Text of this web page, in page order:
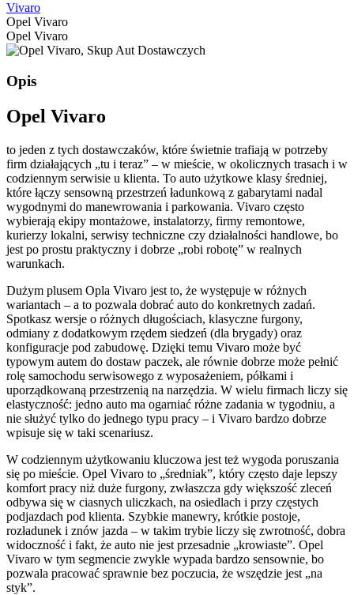
Vivaro
Opel Vivaro
Opel Vivaro
Opis
Opel Vivaro
to jeden z tych dostawczaków, które świetnie trafiają w potrzeby
firm działających „tu i teraz” – w mieście, w okolicznych trasach i w
codziennym serwisie u klienta. To auto użytkowe klasy średniej,
które łączy sensowną przestrzeń ładunkową z gabarytami nadal
wygodnymi do manewrowania i parkowania. Vivaro często
wybierają ekipy montażowe, instalatorzy, firmy remontowe,
kurierzy lokalni, serwisy techniczne czy działalności handlowe, bo
jest po prostu praktyczny i dobrze „robi robotę” w realnych
warunkach.
Dużym plusem Opla Vivaro jest to, że występuje w różnych
wariantach – a to pozwala dobrać auto do konkretnych zadań.
Spotkasz wersje o różnych długościach, klasyczne furgony,
odmiany z dodatkowym rzędem siedzeń (dla brygady) oraz
konfiguracje pod zabudowę. Dzięki temu Vivaro może być
typowym autem do dostaw paczek, ale równie dobrze może pełnić
rolę samochodu serwisowego z wyposażeniem, półkami i
uporządkowaną przestrzenią na narzędzia. W wielu firmach liczy się
elastyczność: jedno auto ma ogarniać różne zadania w tygodniu, a
nie służyć tylko do jednego typu pracy – i Vivaro bardzo dobrze
wpisuje się w taki scenariusz.
W codziennym użytkowaniu kluczowa jest też wygoda poruszania
się po mieście. Opel Vivaro to „średniak”, który często daje lepszy
komfort pracy niż duże furgony, zwłaszcza gdy większość zleceń
odbywa się w ciasnych uliczkach, na osiedlach i przy częstych
podjazdach pod klienta. Szybkie manewry, krótkie postoje,
rozładunek i znów jazda – w takim trybie liczy się zwrotność, dobra
widoczność i fakt, że auto nie jest przesadnie „krowiaste”. Opel
Vivaro w tym segmencie zwykle wypada bardzo sensownie, bo
pozwala pracować sprawnie bez poczucia, że wszędzie jest „na
styk”.